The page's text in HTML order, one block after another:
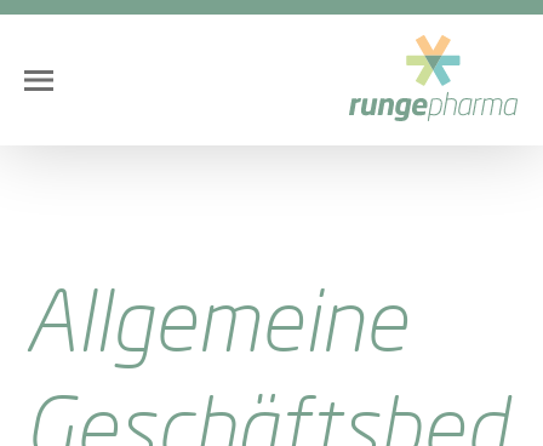
Allgemeine